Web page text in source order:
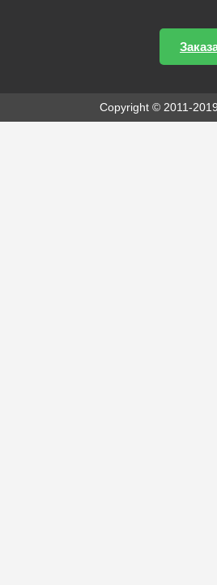
Copyright © 2011-